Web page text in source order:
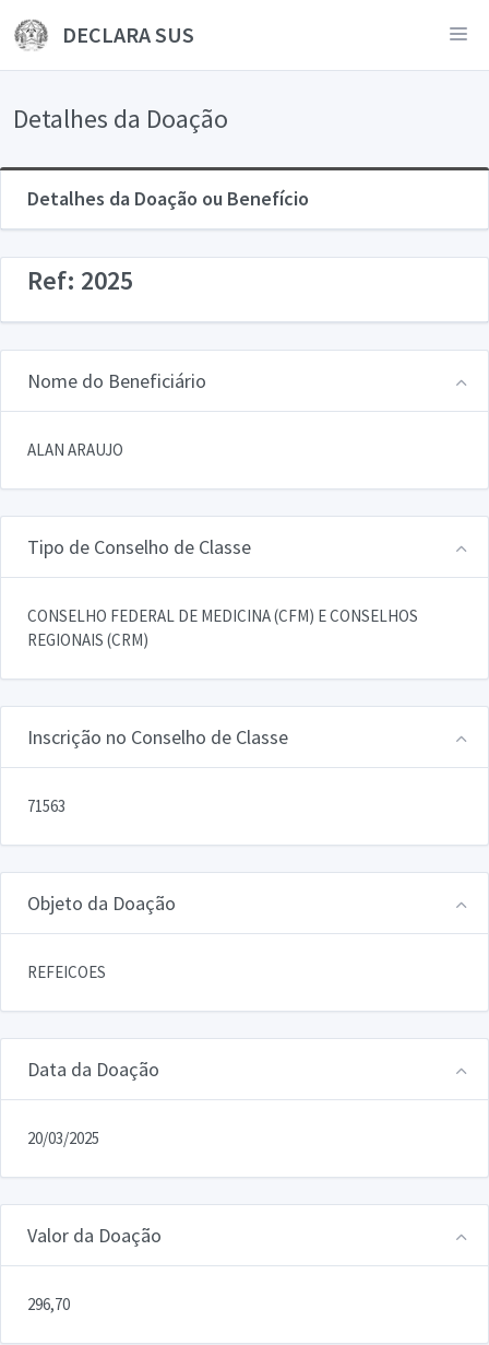
DECLARA SUS
Detalhes da Doação
Detalhes da Doação ou Benefício
Ref: 2025
Nome do Beneficiário
ALAN ARAUJO
Tipo de Conselho de Classe
CONSELHO FEDERAL DE MEDICINA (CFM) E CONSELHOS
REGIONAIS (CRM)
Inscrição no Conselho de Classe
71563
Objeto da Doação
REFEICOES
Data da Doação
20/03/2025
Valor da Doação
296,70